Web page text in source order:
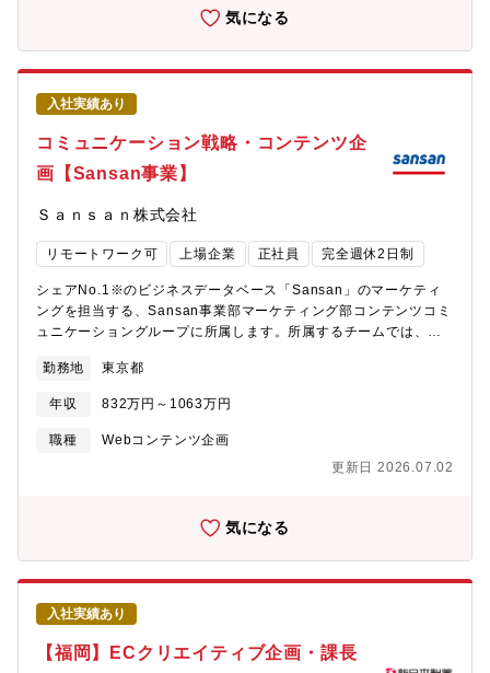
ディング作業は別途フロントエンドエンジニアが行います。
画・制作・運用【本ポジションの魅力】■コンセプト設計、施策の
企画など、制作過程の初期段階から携わることができます■大規模
な広告やイベント、キャンペーンから自社のWebサイトに掲載さ
れる各種コンテンツまで、幅広い領域でブランディングやクリエ
イティブの制作を担当できます。■ブランディングを担当するた
め、自身が手掛けたブランド、クリエイティブが最終的に事業貢
献を果たすところまで追求することができます。■これまでに培っ
たクリエイティビティーを存分に発揮しながら、クリエイターと
して経験を積むことができます。■Webサイトに限らず、さまざま
自社のブランディング部門に所属するため、さまざまな部門と連
携しながら業務に取り組むことができます。■担当した制作物を通
して、サービスやブランドの世界観を広く世の中に発信すること
ライター、エディター、フロントエンドエンジニアといったクリ
エイター職のメンバーが在籍しており、一緒にクリエイティブの
制作に取り組むことができます。
気になる
入社実績あり
コミュニケーション戦略・コンテンツ企
画【Sansan事業】
Ｓａｎｓａｎ株式会社
リモートワーク可 上場企業 正社員 完全週休2日制
シェアNo.1※のビジネスデータベース「Sansan」のマーケティ
ングを担当する、Sansan事業部マーケティング部コンテンツコミ
ュニケーショングループに所属します。所属するチームでは、さ
われわれのサービスが貢献できる価値を多種多様なコンテンツ上
に表現します。【具体的な業務内容】■「Sansan」に興味関心が
あるリードを獲得するために必要なダウンロード資料やWebコン
テンツの企画・制作進行サービスを紹介する資料や、ビジネスト
ったWebコンテンツの企画から制作進行までを担います。■Web
したWebコンテンツを活用してナーチャリングメールを作成し、
MAツールから配信します。将来的にはチャネル自体の戦略立案や
戦略に基づいた配信計画の策定、振り返りを基にした打ち手の改
善も担当します。■「Sansan」を訴求するイベント／セミナー登
壇資料の企画・制作進行頻度は少ないものの、マーケティング部
内のイベントチームと連携して、イベントやセミナーの登壇内容
の企画やコンテンツの作成を担います。■AIアシスタントを活用し
た業務フローの改善ChatGPTやGemini、Notion AIといったAIア
勤務地 東京都
年収 832万円～1063万円
職種
Webコンテンツ企画
更新日 2026.07.02
気になる
入社実績あり
【福岡】ECクリエイティブ企画・課長